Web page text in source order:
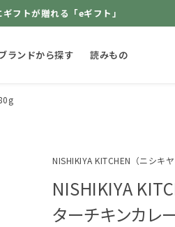
フトが贈れる「eギフト」
ランドから探す 読みもの
NISHIKIYA KITCHEN（ニシキヤ
NISHIKIYA
ターチキンカレ